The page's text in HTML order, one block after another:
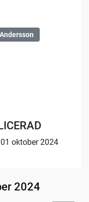
oktober 2024
2024